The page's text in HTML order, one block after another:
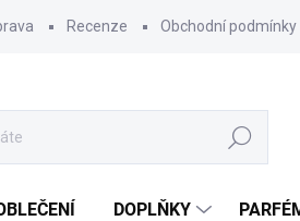
Recenze Obchodní podmínky
Hledat
DOPLŇKY